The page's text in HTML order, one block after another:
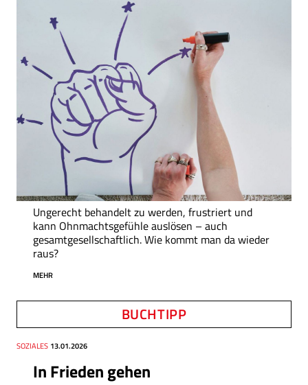
Ungerecht behandelt zu werden, frustriert und
kann Ohnmachtsgefühle auslösen – auch
gesamtgesellschaftlich. Wie kommt man da wieder
raus?
MEHR
BUCHTIPP
In Frieden gehen
Thema
SOZIALES
Datum 13.01.2026